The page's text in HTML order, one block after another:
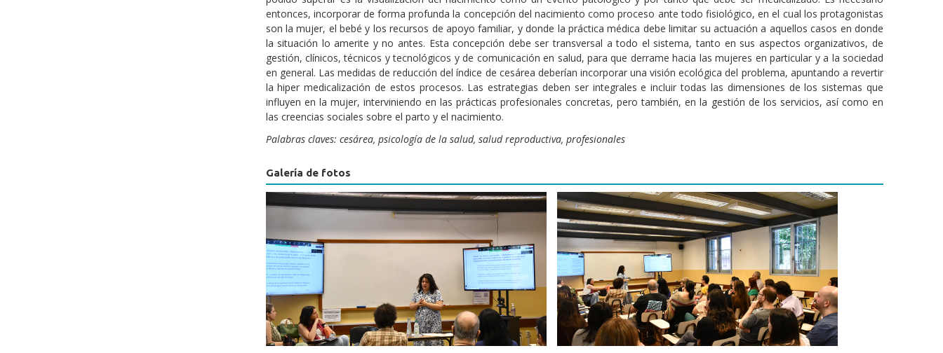
entonces, incorporar de forma profunda la concepción del nacimiento como proceso ante todo fisiológico, en el cual los protagonistas
son la mujer, el bebé y los recursos de apoyo familiar, y donde la práctica médica debe limitar su actuación a aquellos casos en donde
la situación lo amerite y no antes. Esta concepción debe ser transversal a todo el sistema, tanto en sus aspectos organizativos, de
gestión, clínicos, técnicos y tecnológicos y de comunicación en salud, para que derrame hacia las mujeres en particular y a la sociedad
en general. Las medidas de reducción del índice de cesárea deberían incorporar una visión ecológica del problema, apuntando a revertir
la hiper medicalización de estos procesos. Las estrategias deben ser integrales e incluir todas las dimensiones de los sistemas que
influyen en la mujer, interviniendo en las prácticas profesionales concretas, pero también, en la gestión de los servicios, así como en
las creencias sociales sobre el parto y el nacimiento.
Palabras claves: cesárea, psicología de la salud, salud reproductiva, profesionales
Galería de fotos